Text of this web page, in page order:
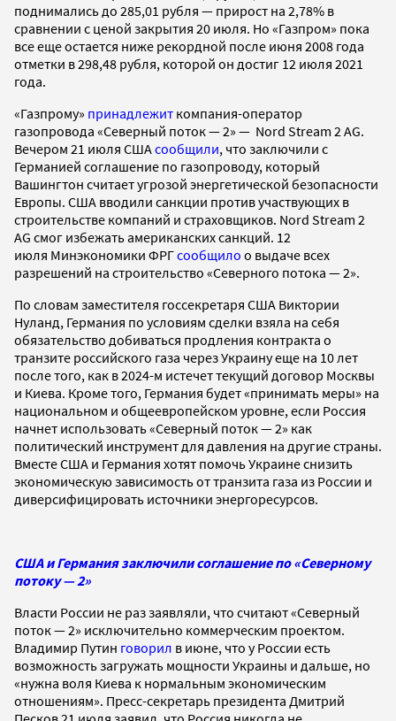
поднимались до 285,01 рубля — прирост на 2,78% в
сравнении с ценой закрытия 20 июля. Но «Газпром» пока
все еще остается ниже рекордной после июня 2008 года
отметки в 298,48 рубля, которой он достиг 12 июля 2021
года.
«Газпрому» принадлежит компания-оператор
газопровода «Северный поток — 2» — Nord Stream 2 AG.
Вечером 21 июля СШАсообщили, что заключили с
Германией соглашение по газопроводу, который
Вашингтон считает угрозой энергетической безопасности
Европы. США вводили санкции против участвующих в
строительстве компаний и страховщиков. Nord Stream 2
AG смог избежать американских санкций. 12
июля Минэкономики ФРГсообщило о выдаче всех
разрешений на строительство «Северного потока — 2».
По словам заместителя госсекретаря США Виктории
Нуланд, Германия по условиям сделки взяла на себя
обязательство добиваться продления контракта о
транзите российского газа через Украину еще на 10 лет
после того, как в 2024-м истечет текущий договор Москвы
и Киева. Кроме того, Германия будет «принимать меры» на
национальном и общеевропейском уровне, если Россия
начнет использовать «Северный поток — 2» как
политический инструмент для давления на другие страны.
Вместе США и Германия хотят помочь Украине снизить
экономическую зависимость от транзита газа из России и
диверсифицировать источники энергоресурсов.
США и Германия заключили соглашение по «Северному
потоку — 2»
Власти России не раз заявляли, что считают «Северный
поток — 2» исключительно коммерческим проектом.
Владимир Путин говорил в июне, что у России есть
возможность загружать мощности Украины и дальше, но
«нужна воля Киева к нормальным экономическим
отношениям». Пресс-секретарь президента Дмитрий